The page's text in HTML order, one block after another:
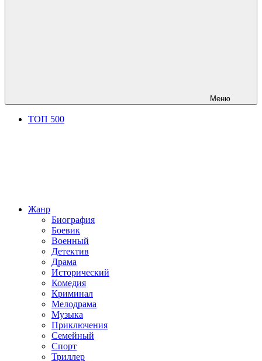
Меню
ТОП 500
Жанр
Биография
Боевик
Военный
Детектив
Драма
Исторический
Комедия
Криминал
Мелодрама
Музыка
Приключения
Семейный
Спорт
Триллер